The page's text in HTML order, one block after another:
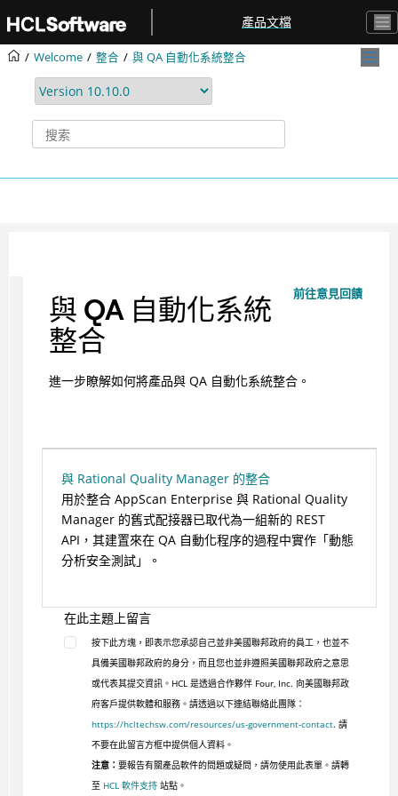
產品文檔
Welcome 整合 與 QA 自動化系統整合
前往意見回饋
與 QA 自動化系統
整合
進一步瞭解如何將產品與 QA 自動化系統整合。
與 Rational Quality Manager 的整合
用於整合 AppScan Enterprise 與 Rational Quality
Manager 的舊式配接器已取代為一組新的 REST
API，其建置來在 QA 自動化程序的過程中實作「動態
分析安全測試」。
在此主題上留言
按下此方塊，即表示您承認自己並非美國聯邦政府的員工，也並不
具備美國聯邦政府的身分，而且您也並非遵照美國聯邦政府之意思
或代表其提交資訊。HCL 是透過合作夥伴 Four, Inc. 向美國聯邦政
府客戶提供軟體和服務。請透過以下連結聯絡此團隊：
https://hcltechsw.com/resources/us-government-contact. 請
不要在此留言方框中提供個人資料。
注意： 要報告有關產品軟件的問題或疑問，請勿使用此表單。請轉
至 HCL 軟件支持站點。